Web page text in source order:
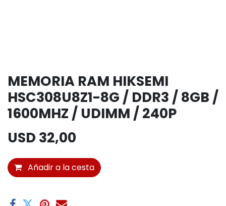
MEMORIA RAM HIKSEMI
HSC308U8Z1-8G / DDR3 / 8GB /
1600MHZ / UDIMM / 240P
USD 32,00
Añadir a la cesta